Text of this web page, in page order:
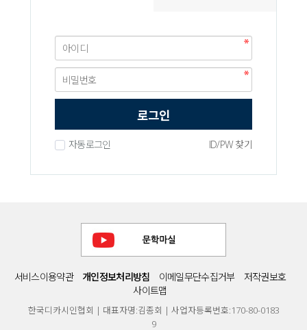
로그인
자동로그인 ID/PW 찾기
서비스이용약관 개인정보처리방침 이메일무단수집거부
저작권보호
사이트맵
한국디카시인협회 | 대표자명:김종회 | 사업자등록번호:170-80-0183
9